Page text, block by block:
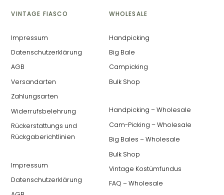
VINTAGE FIASCO
Impressum
Datenschutzerklärung
AGB
Versandarten
Zahlungsarten
Widerrufsbelehrung
Rückerstattungs und
Rückgaberichtlinien
Impressum
Datenschutzerklärung
WHOLESALE
Handpicking
Big Bale
Campicking
Bulk Shop
Handpicking – Wholesale
Cam-Picking – Wholesale
Big Bales – Wholesale
Bulk Shop
Vintage Kostümfundus
FAQ – Wholesale